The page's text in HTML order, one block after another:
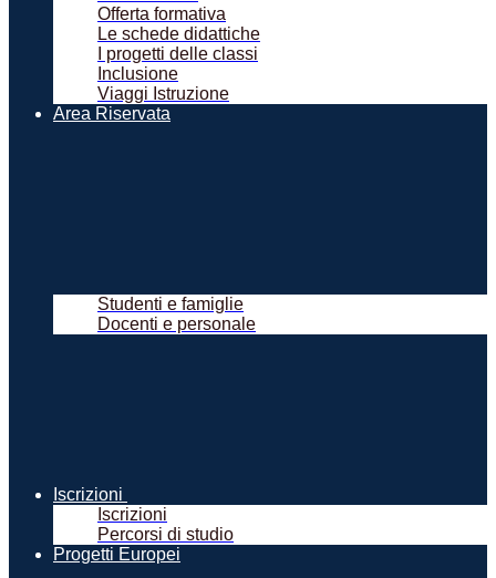
Offerta formativa
Le schede didattiche
I progetti delle classi
Inclusione
Viaggi Istruzione
Area Riservata
Studenti e famiglie
Docenti e personale
Iscrizioni
Iscrizioni
Percorsi di studio
Progetti Europei